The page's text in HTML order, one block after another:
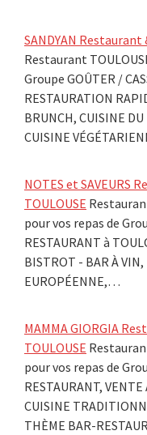
SANDYAN Restaurant
Restaurant
Groupe GOÛTER /
RESTAURATION
BRUNCH, CUISINE
CUISINE
NOTES et SAVEURS
TOULOUSE
pour vos repas de
RESTAURANT à
BISTROT - BAR À
EUROPÉENNE,…
MAMMA GIORGIA
TOULOUSE
pour vos repas de
RESTAURANT,
CUISINE
THÈME BAR-